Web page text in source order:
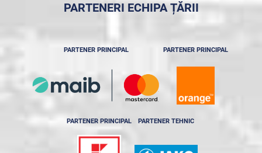
PARTENERI ECHIPA ȚĂRII
PARTENER PRINCIPAL PARTENER PRINCIPAL
PARTENER PRINCIPAL PARTENER TEHNIC